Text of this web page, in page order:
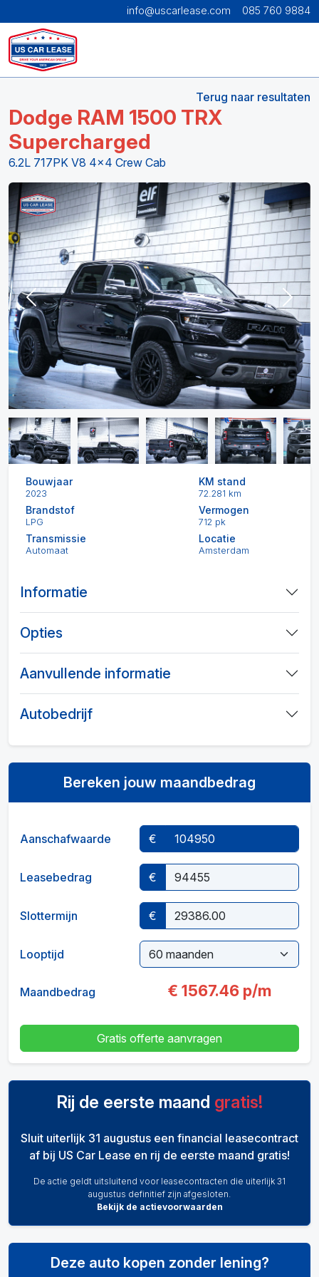
info@uscarlease.com 085 760 9884
Terug naar resultaten
Dodge RAM 1500 TRX
Supercharged
6.2L 717PK V8 4x4 Crew Cab
Previous Next
Bouwjaar
2023
KM stand
72.281 km
Brandstof
LPG
Vermogen
712 pk
Transmissie
Automaat
Locatie
Amsterdam
Informatie
Opties
Aanvullende informatie
Autobedrijf
Bereken jouw maandbedrag
Aanschafwaarde €
Leasebedrag €
Slottermijn €
Looptijd
Maandbedrag € 1567.46p/m
Gratis offerte aanvragen
Rij de eerste maand gratis!
Sluit uiterlijk 31 augustus een financial leasecontract
af bij US Car Lease en rij de eerste maand gratis!
De actie geldt uitsluitend voor leasecontracten die uiterlijk 31
augustus definitief zijn afgesloten.
Bekijk de actievoorwaarden
Deze auto kopen zonder lening?